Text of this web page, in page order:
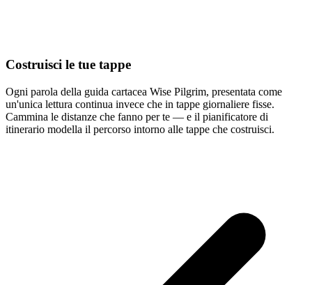
Costruisci le tue tappe
Ogni parola della guida cartacea Wise Pilgrim, presentata come
un'unica lettura continua invece che in tappe giornaliere fisse.
Cammina le distanze che fanno per te — e il pianificatore di
itinerario modella il percorso intorno alle tappe che costruisci.